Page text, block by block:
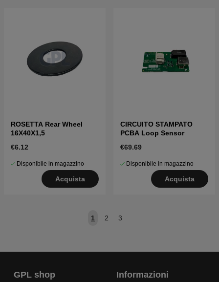
ROSETTA Rear Wheel
16X40X1,5
€6.12
Disponibile in magazzino
Acquista
CIRCUITO STAMPATO
PCBA Loop Sensor
€69.69
Disponibile in magazzino
Acquista
1 2 3
GPL shop Informazioni